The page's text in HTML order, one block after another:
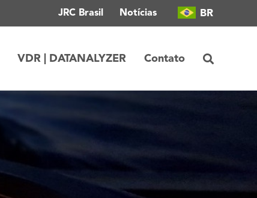
JRC Brasil Notícias BR
VDR | DATANALYZER Contato